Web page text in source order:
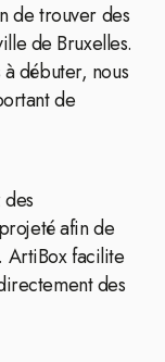
de trouver des
de Bruxelles.
débuter, nous
de
afin de
ArtiBox facilite
des